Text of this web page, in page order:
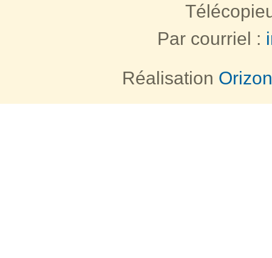
Par courriel :
Réalisation